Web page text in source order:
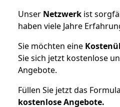
Unser Netzwerk ist
haben viele Jahre
Sie möchten eine
Sie sich jetzt kostenlose
Angebote.
Füllen Sie jetzt das
kostenloseAngebote.